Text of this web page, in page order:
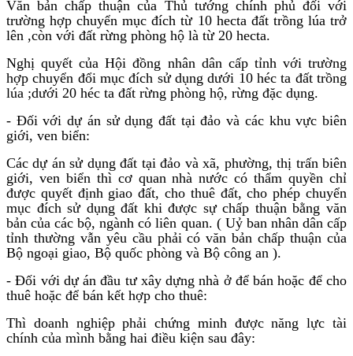
Văn bản chấp thuận của Thủ tướng chính phủ đối với
trường hợp chuyển mục đích từ 10 hecta đất trồng lúa trở
lên ,còn với đất rừng phòng hộ là từ 20 hecta.
Nghị quyết của Hội đồng nhân dân cấp tỉnh với trường
hợp chuyển đổi mục đích sử dụng dưới 10 héc ta đất trồng
lúa ;dưới 20 héc ta đất rừng phòng hộ, rừng đặc dụng.
- Đối với dự án sử dụng đất tại đảo và các khu vực biên
giới, ven biển:
Các dự án sử dụng đất tại đảo và xã, phường, thị trấn biên
giới, ven biển thì cơ quan nhà nước có thẩm quyền chỉ
được quyết định giao đất, cho thuê đất, cho phép chuyển
mục đích sử dụng đất khi được sự chấp thuận bằng văn
bản của các bộ, ngành có liên quan. ( Uỷ ban nhân dân cấp
tỉnh thường vẫn yêu cầu phải có văn bản chấp thuận của
Bộ ngoại giao, Bộ quốc phòng và Bộ công an ).
- Đối với dự án đầu tư xây dựng nhà ở để bán hoặc để cho
thuê hoặc để bán kết hợp cho thuê:
Thì doanh nghiệp phải chứng minh được năng lực tài
chính của mình bằng hai điều kiện sau đây: